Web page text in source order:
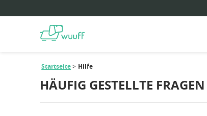
Startseite Hilfe
HÄUFIG GESTELLTE FRAGEN